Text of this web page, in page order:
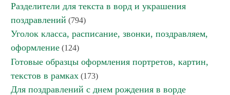
Разделители для текста в ворд и украшения
поздравлений (794)
Уголок класса, расписание, звонки, поздравляем,
оформление (124)
Готовые образцы оформления портретов, картин,
текстов в рамках (173)
Для поздравлений с днем рождения в ворде